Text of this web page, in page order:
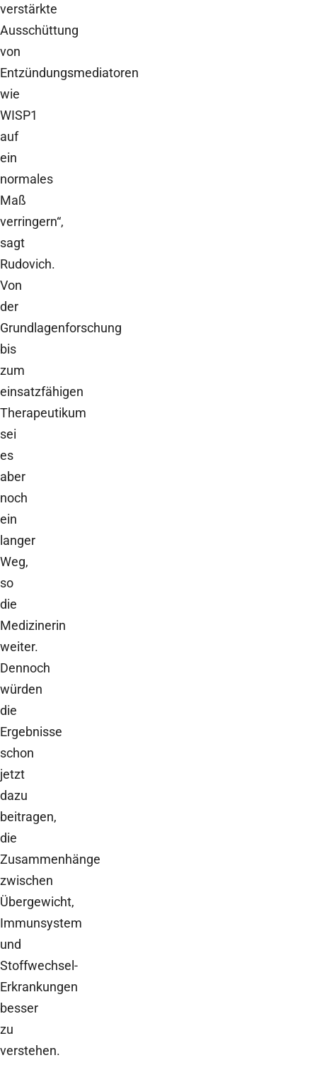
verstärkte
Ausschüttung
von
Entzündungsmediatoren
wie
WISP1
auf
ein
normales
Maß
verringern“,
sagt
Rudovich.
Von
der
Grundlagenforschung
bis
zum
einsatzfähigen
Therapeutikum
sei
es
aber
noch
ein
langer
Weg,
so
die
Medizinerin
weiter.
Dennoch
würden
die
Ergebnisse
schon
jetzt
dazu
beitragen,
die
Zusammenhänge
zwischen
Übergewicht,
Immunsystem
und
Stoffwechsel-
Erkrankungen
besser
zu
verstehen.